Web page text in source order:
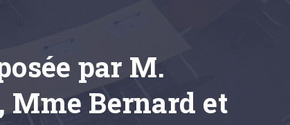
par M.
Mme Bernard et